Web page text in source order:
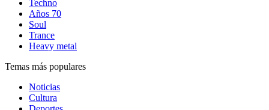
Techno
Años 70
Soul
Trance
Heavy metal
Temas más populares
Noticias
Cultura